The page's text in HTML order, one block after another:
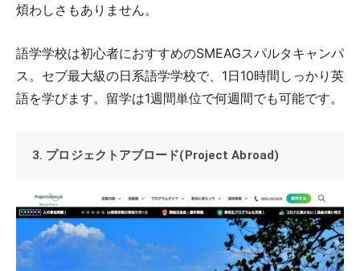
煩わしさもありません。
語学学校は初心者におすすめのSMEAGスパルタキャンパ
ス。セブ最大級の日系語学学校で、1日10時間しっかり英
語を学びます。留学は1週間単位で何週間でも可能です。
3. プロジェクトアブロード(Project Abroad)